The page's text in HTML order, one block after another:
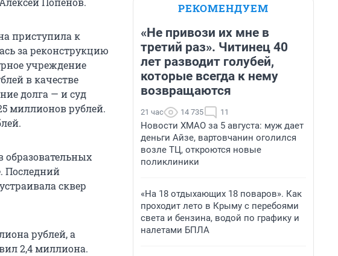
приступила к
за реконструкцию
учреждение
в качестве
долга — и суд
миллионов рублей.
Последний
сквер
рублей, а
2,4 миллиона.
РЕКОМЕНДУЕМ
«Не привози их мне в
третий раз». Читинец 40
лет разводит голубей,
которые всегда к нему
возвращаются
21 час 14 735 11
Новости ХМАО за 5 августа: муж дает
деньги Айзе, вартовчанин оголился
возле ТЦ, откроются новые
поликлиники
«На 18 отдыхающих 18 поваров». Как
проходит лето в Крыму с перебоями
света и бензина, водой по графику и
налетами БПЛА